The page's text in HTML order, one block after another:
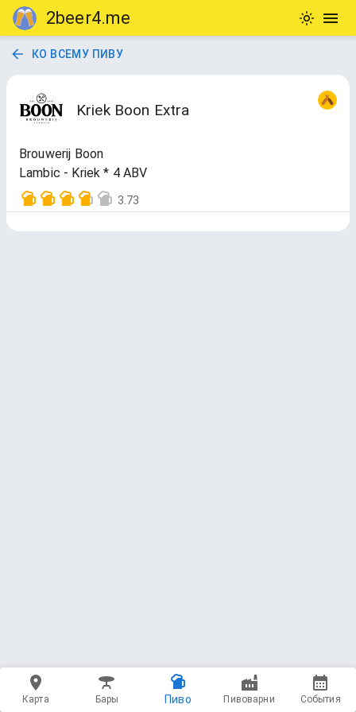
2beer4.me
КО ВСЕМУ ПИВУ
Kriek Boon Extra
Brouwerij Boon
Lambic - Kriek * 4 ABV
3.73
Карта Бары Пиво Пивоварни События